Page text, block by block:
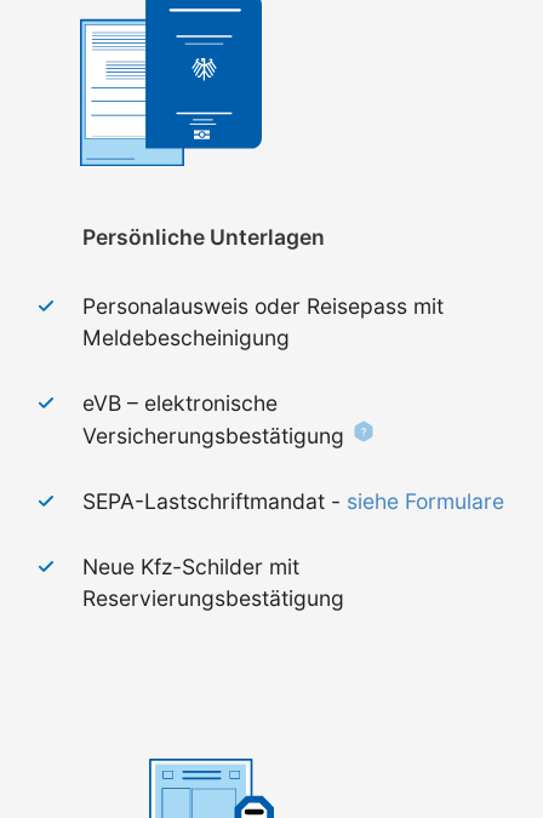
Persönliche Unterlagen
Personalausweis oder Reisepass mit
Meldebescheinigung
eVB – elektronische
Versicherungsbestätigung
SEPA-Lastschriftmandat - siehe Formulare
Neue Kfz-Schilder mit
Reservierungsbestätigung